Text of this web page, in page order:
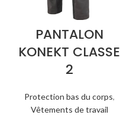
PANTALON
KONEKT CLASSE
2
Protection bas du corps,
Vêtements de travail